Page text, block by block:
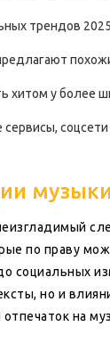
трендов
хитом у более
соцсети
музыки
по праву
социальных
но и
на